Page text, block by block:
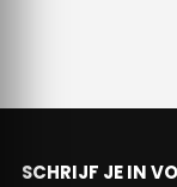
SCHRIJF JE IN